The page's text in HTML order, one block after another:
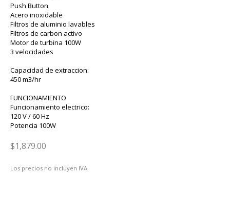
Push Button
Acero inoxidable
Filtros de aluminio lavables
Filtros de carbon activo
Motor de turbina 100W
3 velocidades
Capacidad de extraccion:
450 m3/hr
FUNCIONAMIENTO
Funcionamiento electrico:
120 V / 60 Hz
Potencia 100W
$1,879.00
Los precios no incluyen IVA